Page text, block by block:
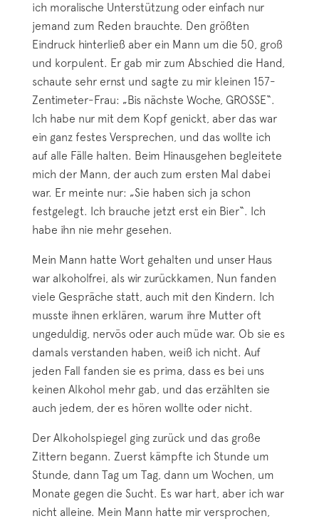
ich moralische Unterstützung oder einfach nur
jemand zum Reden brauchte. Den größten
Eindruck hinterließ aber ein Mann um die 50, groß
und korpulent. Er gab mir zum Abschied die Hand,
schaute sehr ernst und sagte zu mir kleinen 157-
Zentimeter-Frau: „Bis nächste Woche, GROSSE“.
Ich habe nur mit dem Kopf genickt, aber das war
ein ganz festes Versprechen, und das wollte ich
auf alle Fälle halten. Beim Hinausgehen begleitete
mich der Mann, der auch zum ersten Mal dabei
war. Er meinte nur: „Sie haben sich ja schon
festgelegt. Ich brauche jetzt erst ein Bier“. Ich
habe ihn nie mehr gesehen.
Mein Mann hatte Wort gehalten und unser Haus
war alkoholfrei, als wir zurückkamen, Nun fanden
viele Gespräche statt, auch mit den Kindern. Ich
musste ihnen erklären, warum ihre Mutter oft
ungeduldig, nervös oder auch müde war. Ob sie es
damals verstanden haben, weiß ich nicht. Auf
jeden Fall fanden sie es prima, dass es bei uns
keinen Alkohol mehr gab, und das erzählten sie
auch jedem, der es hören wollte oder nicht.
Der Alkoholspiegel ging zurück und das große
Zittern begann. Zuerst kämpfte ich Stunde um
Stunde, dann Tag um Tag, dann um Wochen, um
Monate gegen die Sucht. Es war hart, aber ich war
nicht alleine. Mein Mann hatte mir versprochen,